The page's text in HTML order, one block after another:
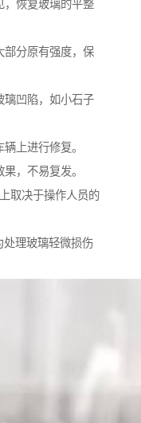
，恢复玻璃的平整
部分原有强度，保
璃凹陷，如小石子
上进行修复。
，不易复发。
取决于操作人员的
处理玻璃轻微损伤